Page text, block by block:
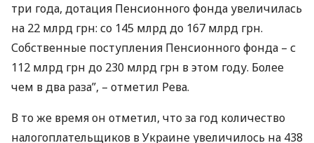
три года, дотация Пенсионного фонда увеличилась
на 22 млрд грн: со 145 млрд до 167 млрд грн.
Собственные поступления Пенсионного фонда – с
112 млрд грн до 230 млрд грн в этом году. Более
чем в два раза”, – отметил Рева.
В то же время он отметил, что за год количество
налогоплательщиков в Украине увеличилось на 438